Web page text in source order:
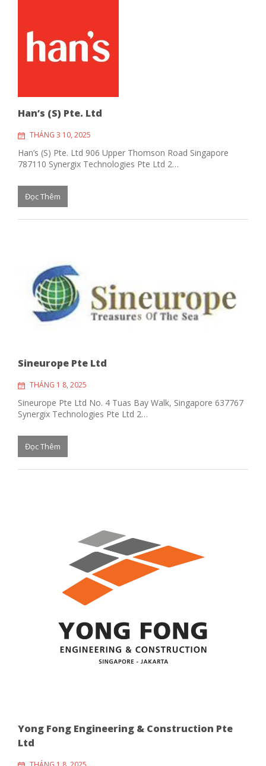
Han’s (S) Pte. Ltd
THÁNG 3 10, 2025
Han’s (S) Pte. Ltd 906 Upper Thomson Road Singapore
787110 Synergix Technologies Pte Ltd 2…
Đọc Thêm
Sineurope Pte Ltd
THÁNG 1 8, 2025
Sineurope Pte Ltd No. 4 Tuas Bay Walk, Singapore 637767
Synergix Technologies Pte Ltd 2…
Đọc Thêm
Yong Fong Engineering & Construction Pte
Ltd